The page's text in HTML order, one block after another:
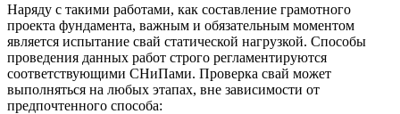
Наряду с такими работами, как составление грамотного
проекта фундамента, важным и обязательным моментом
является испытание свай статической нагрузкой. Способы
проведения данных работ строго регламентируются
соответствующими СНиПами. Проверка свай может
выполняться на любых этапах, вне зависимости от
предпочтенного способа: